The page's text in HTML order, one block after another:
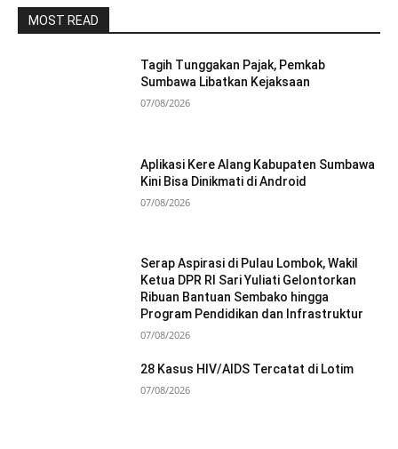
MOST READ
Tagih Tunggakan Pajak, Pemkab
Sumbawa Libatkan Kejaksaan
07/08/2026
Aplikasi Kere Alang Kabupaten Sumbawa
Kini Bisa Dinikmati di Android
07/08/2026
Serap Aspirasi di Pulau Lombok, Wakil
Ketua DPR RI Sari Yuliati Gelontorkan
Ribuan Bantuan Sembako hingga
Program Pendidikan dan Infrastruktur
07/08/2026
28 Kasus HIV/AIDS Tercatat di Lotim
07/08/2026